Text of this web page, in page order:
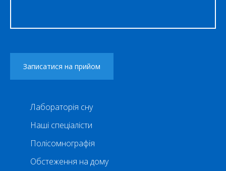
Лабораторія сну
Наші спеціалісти
Полісомнографія
Обстеження на дому